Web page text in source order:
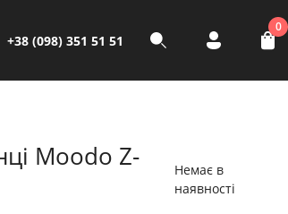
+38 (098) 351 51 51
0
Moodo Z-
Немає в
наявності